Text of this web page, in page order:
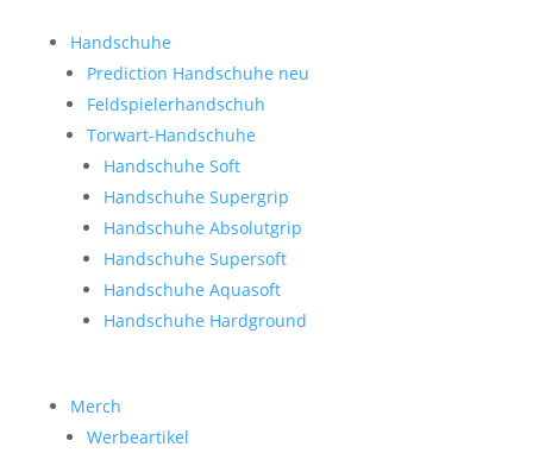
Handschuhe
Prediction Handschuhe neu
Feldspielerhandschuh
Torwart-Handschuhe
Handschuhe Soft
Handschuhe Supergrip
Handschuhe Absolutgrip
Handschuhe Supersoft
Handschuhe Aquasoft
Handschuhe Hardground
Merch
Werbeartikel